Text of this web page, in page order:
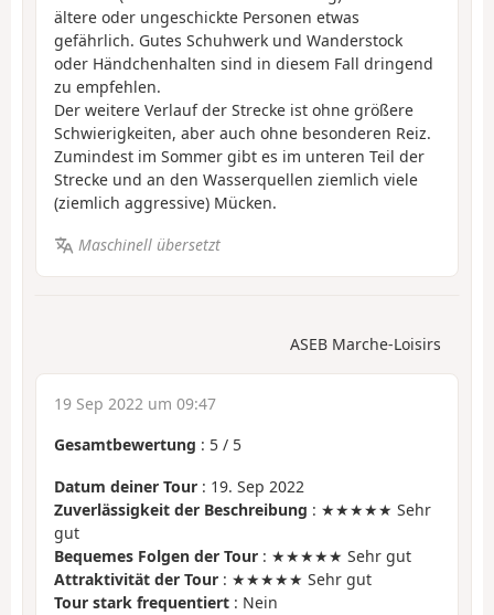
ältere oder ungeschickte Personen etwas
gefährlich. Gutes Schuhwerk und Wanderstock
oder Händchenhalten sind in diesem Fall dringend
zu empfehlen.
Der weitere Verlauf der Strecke ist ohne größere
Schwierigkeiten, aber auch ohne besonderen Reiz.
Zumindest im Sommer gibt es im unteren Teil der
Strecke und an den Wasserquellen ziemlich viele
(ziemlich aggressive) Mücken.
Maschinell übersetzt
ASEB Marche-Loisirs
19 Sep 2022 um 09:47
Gesamtbewertung : 5 / 5
Datum deiner Tour : 19. Sep 2022
Zuverlässigkeit der Beschreibung : ★★★★★ Sehr
gut
Bequemes Folgen der Tour : ★★★★★ Sehr gut
Attraktivität der Tour : ★★★★★ Sehr gut
Tour stark frequentiert : Nein